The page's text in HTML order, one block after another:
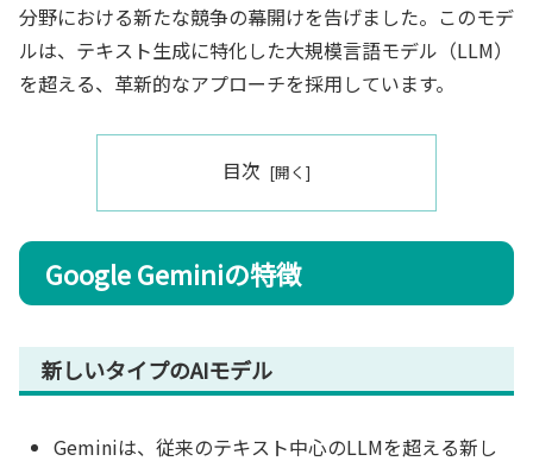
分野における新たな競争の幕開けを告げました。このモデ
ルは、テキスト生成に特化した大規模言語モデル（LLM）
を超える、革新的なアプローチを採用しています。
目次
Google Geminiの特徴
新しいタイプのAIモデル
Geminiは、従来のテキスト中心のLLMを超える新し